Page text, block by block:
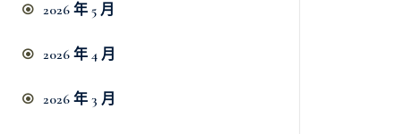
2026 年 5 月
2026 年 4 月
2026 年 3 月